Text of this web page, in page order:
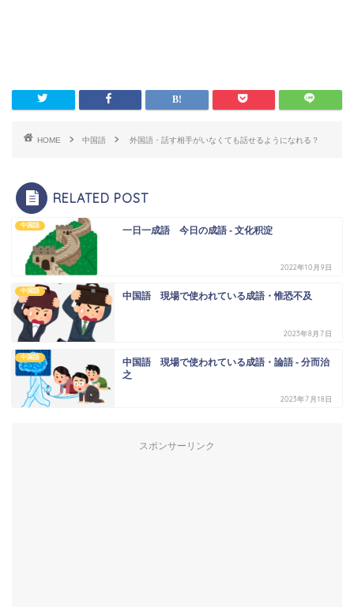
HOME 中国語 外国語・話す相手がいなくても話せるようになれる？
RELATED POST
中国語 一日一成語 今日の成語 - 文化积淀
2022年10月9日
中国語 中国語 現場で使われている成語・惟恐不及
2023年8月7日
中国語
中国語 現場で使われている成語・論語 - 分而治
之
2023年7月18日
スポンサーリンク